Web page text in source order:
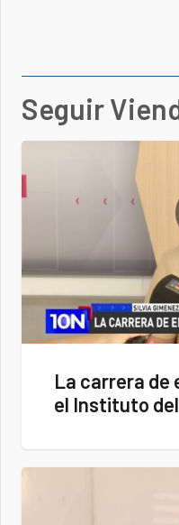
Seguir
La carrera de
el Instituto